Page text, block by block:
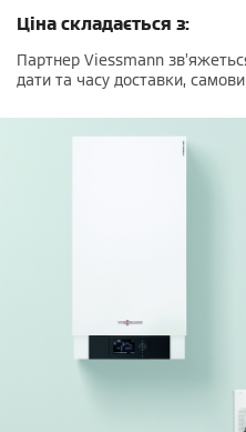
Ціна складається з:
Партнер Viessmann
дати та часу доставки,